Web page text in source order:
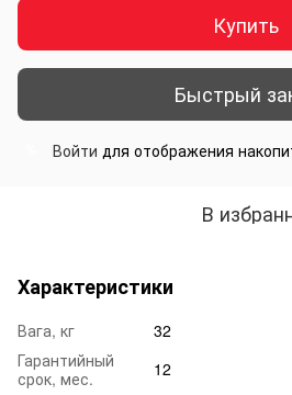
Купить
Быстрый
Войти для отображения
В
Характеристики
Вага, кг
32
Гарантийный
срок, мес.
12